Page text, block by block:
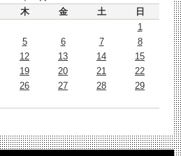
木 金 土
日
1
5 6 7
8
12 13 14
15
19 20 21
22
26 27 28
29